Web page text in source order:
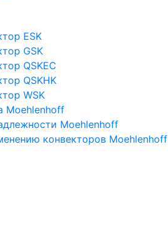
ESK
GSK
QSKEC
QSKHK
WSK
Moehlenhoff
Moehlenhoff
конвекторов Moehlenhoff